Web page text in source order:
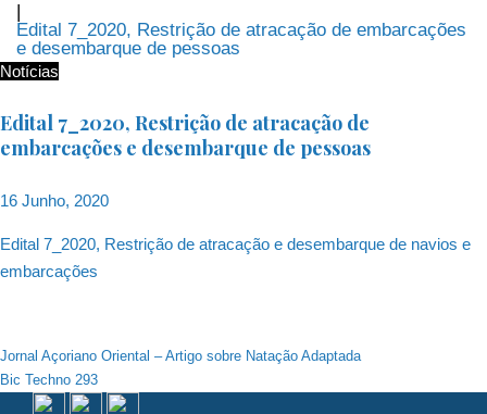
|
Edital 7_2020, Restrição de atracação de embarcações
e desembarque de pessoas
Notícias
Edital 7_2020, Restrição de atracação de
embarcações e desembarque de pessoas
16 Junho, 2020
Edital 7_2020, Restrição de atracação e desembarque de navios e
embarcações
Navegação
de
Jornal Açoriano Oriental – Artigo sobre Natação Adaptada
Bic Techno 293